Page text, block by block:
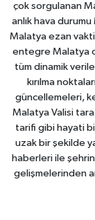
çok sorgulanan
anlık hava
Malatya ezan
entegre Malatya
tüm dinamik
kırılma
güncellemeleri,
Malatya Valisi
tarifi gibi hayati
uzak bir şekilde
haberleri ile
gelişmelerinden